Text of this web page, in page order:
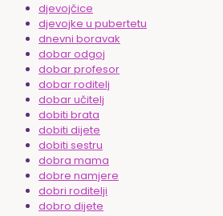
djevojčice
djevojke u pubertetu
dnevni boravak
dobar odgoj
dobar profesor
dobar roditelj
dobar učitelj
dobiti brata
dobiti dijete
dobiti sestru
dobra mama
dobre namjere
dobri roditelji
dobro dijete